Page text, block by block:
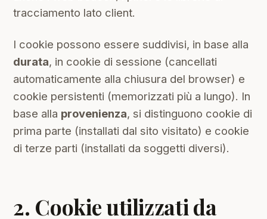
tracciamento lato client.
I cookie possono essere suddivisi, in base alla
durata, in cookie di sessione (cancellati
automaticamente alla chiusura del browser) e
cookie persistenti (memorizzati più a lungo). In
base alla provenienza, si distinguono cookie di
prima parte (installati dal sito visitato) e cookie
di terze parti (installati da soggetti diversi).
2. Cookie utilizzati da